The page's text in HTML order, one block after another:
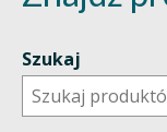
Szukaj